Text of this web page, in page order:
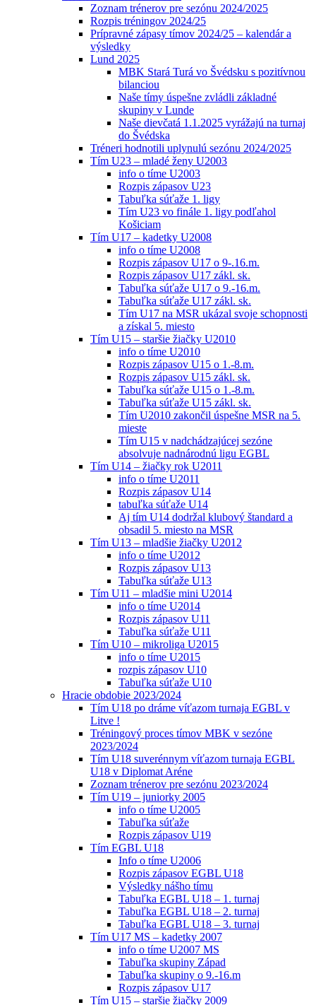
Zoznam trénerov pre sezónu 2024/2025
Rozpis tréningov 2024/25
Prípravné zápasy tímov 2024/25 – kalendár a
výsledky
Lund 2025
MBK Stará Turá vo Švédsku s pozitívnou
bilanciou
Naše tímy úspešne zvládli základné
skupiny v Lunde
Naše dievčatá 1.1.2025 vyrážajú na turnaj
do Švédska
Tréneri hodnotili uplynulú sezónu 2024/2025
Tím U23 – mladé ženy U2003
info o tíme U2003
Rozpis zápasov U23
Tabuľka súťaže 1. ligy
Tím U23 vo finále 1. ligy podľahol
Košiciam
Tím U17 – kadetky U2008
info o tíme U2008
Rozpis zápasov U17 o 9-.16.m.
Rozpis zápasov U17 zákl. sk.
Tabuľka súťaže U17 o 9.-16.m.
Tabuľka súťaže U17 zákl. sk.
Tím U17 na MSR ukázal svoje schopnosti
a získal 5. miesto
Tím U15 – staršie žiačky U2010
info o tíme U2010
Rozpis zápasov U15 o 1.-8.m.
Rozpis zápasov U15 zákl. sk.
Tabuľka súťaže U15 o 1.-8.m.
Tabuľka súťaže U15 zákl. sk.
Tím U2010 zakončil úspešne MSR na 5.
mieste
Tím U15 v nadchádzajúcej sezóne
absolvuje nadnárodnú ligu EGBL
Tím U14 – žiačky rok U2011
info o tíme U2011
Rozpis zápasov U14
tabuľka súťaže U14
Aj tím U14 dodržal klubový štandard a
obsadil 5. miesto na MSR
Tím U13 – mladšie žiačky U2012
info o tíme U2012
Rozpis zápasov U13
Tabuľka súťaže U13
Tím U11 – mladšie mini U2014
info o tíme U2014
Rozpis zápasov U11
Tabuľka súťaže U11
Tím U10 – mikroliga U2015
info o tíme U2015
rozpis zápasov U10
Tabuľka súťaže U10
Hracie obdobie 2023/2024
Tím U18 po dráme víťazom turnaja EGBL v
Litve !
Tréningový proces tímov MBK v sezóne
2023/2024
Tím U18 suverénnym víťazom turnaja EGBL
U18 v Diplomat Aréne
Zoznam trénerov pre sezónu 2023/2024
Tím U19 – juniorky 2005
info o tíme U2005
Tabuľka súťaže
Rozpis zápasov U19
Tím EGBL U18
Info o tíme U2006
Rozpis zápasov EGBL U18
Výsledky nášho tímu
Tabuľka EGBL U18 – 1. turnaj
Tabuľka EGBL U18 – 2. turnaj
Tabuľka EGBL U18 – 3. turnaj
Tím U17 MS – kadetky 2007
info o tíme U2007 MS
Tabuľka skupiny Západ
Tabuľka skupiny o 9.-16.m
Rozpis zápasov U17
Tím U15 – staršie žiačky 2009